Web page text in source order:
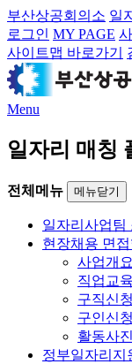
부산상공회의소 일
로그인 MY PAGE
사이트맵 바로가기
Menu
일자리 매칭
전체메뉴 메뉴닫기
일자리사업팀
현장채용 면
사업개요
직업교
구직신청
구인신청
활동사진
정부일자리지